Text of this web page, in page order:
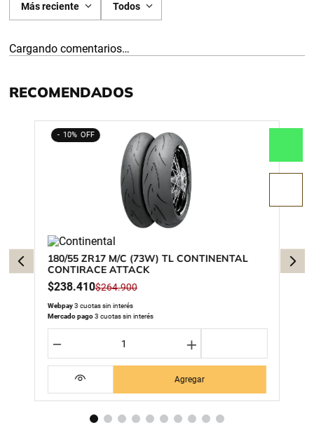
Más reciente Todos
Cargando comentarios…
RECOMENDADOS
10%
180/55 ZR17 M/C (73W) TL CONTINENTAL
CONTIRACE ATTACK
$238.410$264.900
Webpay3 cuotas sin interés
Mercado pago3 cuotas sin interés
＋
－
Agregar